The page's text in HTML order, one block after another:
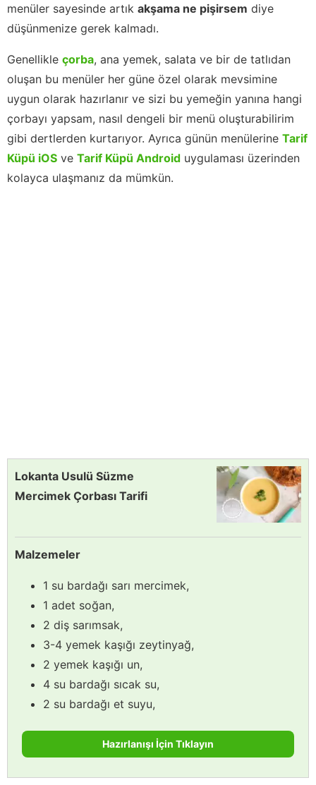
menüler sayesinde artık akşama ne pişirsem diye
düşünmenize gerek kalmadı.
Genellikle çorba, ana yemek, salata ve bir de tatlıdan
oluşan bu menüler her güne özel olarak mevsimine
uygun olarak hazırlanır ve sizi bu yemeğin yanına hangi
çorbayı yapsam, nasıl dengeli bir menü oluşturabilirim
gibi dertlerden kurtarıyor. Ayrıca günün menülerine Tarif
Küpü iOS ve Tarif Küpü Android uygulaması üzerinden
kolayca ulaşmanız da mümkün.
Lokanta Usulü Süzme
Mercimek Çorbası Tarifi
Malzemeler
1 su bardağı sarı mercimek,
1 adet soğan,
2 diş sarımsak,
3-4 yemek kaşığı zeytinyağ,
2 yemek kaşığı un,
4 su bardağı sıcak su,
2 su bardağı et suyu,
Hazırlanışı İçin Tıklayın